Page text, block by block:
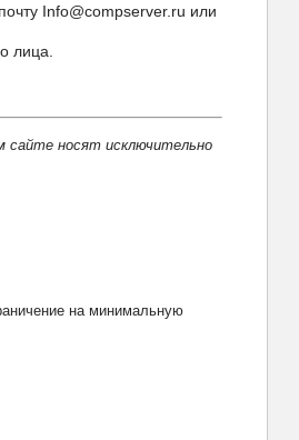
Info@compserver.ru или
лица.
сайте носят исключительно
на минимальную